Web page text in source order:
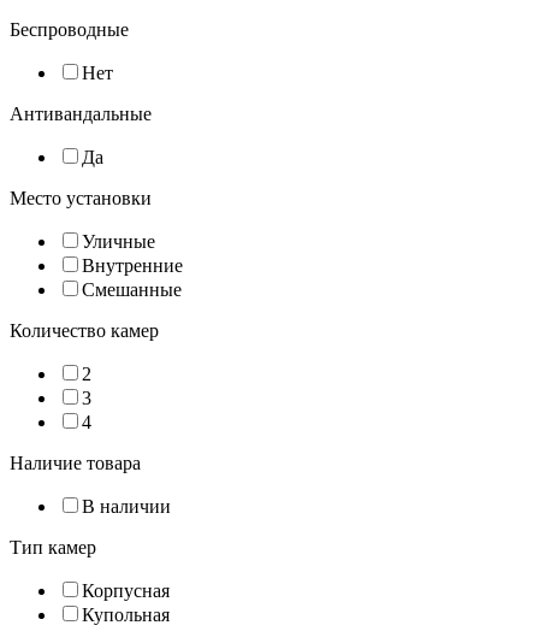
Беспроводные
Нет
Антивандальные
Да
Место установки
Уличные
Внутренние
Смешанные
Количество камер
2
3
4
Наличие товара
В наличии
Тип камер
Корпусная
Купольная